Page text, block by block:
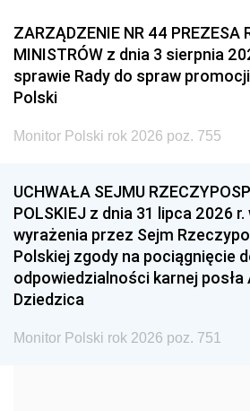
2011 2010
2008 2007
2005
1996 1995
1993 1992
1990 1989
1987 1986
ZARZĄDZENIE NR 44 PREZESA
MINISTRÓW z dnia 3 sierpnia
sprawie Rady do spraw
Polski
Monitor Polski rok 2026 poz. 755
UCHWAŁA SEJMU
POLSKIEJ z dnia 31 lipca 2026
wyrażenia przez Sejm
Polskiej zgody na pociągnięcie
odpowiedzialności karnej posła
Dziedzica
Monitor Polski rok 2026 poz. 751